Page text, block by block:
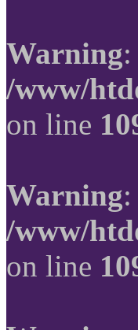
Warning
/www/
on line
Warning
/www/
on line